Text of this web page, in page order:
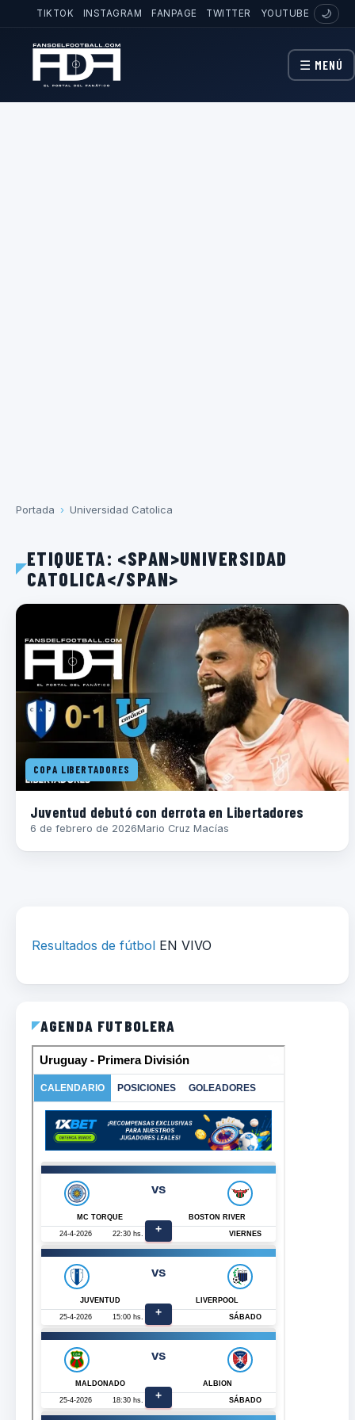
TIKTOK INSTAGRAM FANPAGE TWITTER YOUTUBE 🌙
☰ MENÚ
Portada › Universidad Catolica
ETIQUETA: <SPAN>UNIVERSIDAD
CATOLICA</SPAN>
COPA LIBERTADORES
Juventud debutó con derrota en Libertadores
6 de febrero de 2026Mario Cruz Macías
Resultados de fútbol EN VIVO
AGENDA FUTBOLERA